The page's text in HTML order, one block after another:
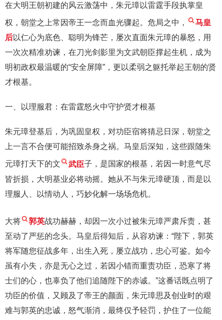
在大明王朝初建的风云激荡中，朱元璋以雷霆手段执掌皇
权，朝堂之上常因帝王一念而血光骤起。危局之中，
马皇
后以仁心为底色、聪明为锋芒，屡次直面朱元璋的暴怒，用
一次次精准劝谏，在刀光剑影里为文武朝臣撑起生机，成为
明初政权最温暖的“安全屏障”，更以柔弱之躯托举起王朝的贤
才根基。
一、以理服君：在雷霆怒火中守护贤才根基
朱元璋登基后，为巩固皇权，对功臣宿将猜忌日深，朝堂之
上一言不合便可能招致杀身之祸。马皇后深知，这些跟随朱
元璋打天下的文 武臣子，是国家的根基，若因一时意气尽
皆折损，大明基业必将动摇。她从不与朱元璋硬顶，而是以
理服人、以情动人，巧妙化解一场场危机。
大将 郭英战功赫赫，却因一次小过被朱元璋严肃斥责，甚
至动了严惩的念头。马皇后得知后，从容劝谏：“陛下，郭英
将军随您征战多年，出生入死，屡立战功，忠心可鉴。如今
虽有小失，亦是无心之过，若因小错而重责功臣，恐寒了将
士们的心，也辜负了他们追随陛下的赤诚。”这番话既点明了
功臣的价值，又顾及了帝王的颜面，朱元璋思及创业时的艰
难与郭英的忠诚，怒气渐消，最终仅予轻罚，护住了一位能